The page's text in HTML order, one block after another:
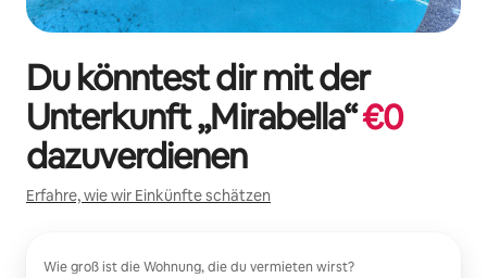
Du könntest dir mit der
Unterkunft „Mirabella“€0
dazuverdienen
Erfahre, wie wir Einkünfte schätzen
Wie groß ist die Wohnung, die du vermieten wirst?